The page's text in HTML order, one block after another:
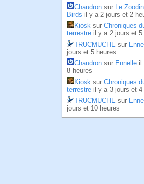
Chaudron sur Le
Birds il y a 2 jours et 2
Kiosk sur Chroniques
terrestre il y a 2 jours et 5
TRUCMUCHE sur
jours et 5 heures
Chaudron sur Ennelle il
8 heures
Kiosk sur Chroniques
terrestre il y a 3 jours et 4
TRUCMUCHE sur
jours et 10 heures